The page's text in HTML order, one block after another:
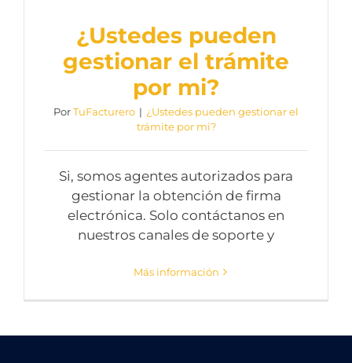
¿Ustedes pueden
gestionar el trámite
por mi?
PorTuFacturero | ¿Ustedes pueden gestionar el
trámite por mi?
Si, somos agentes autorizados para
gestionar la obtención de firma
electrónica. Solo contáctanos en
nuestros canales de soporte y
Más información